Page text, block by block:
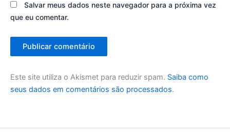
Salvar meus dados neste navegador para a próxima vez
que eu comentar.
Este site utiliza o Akismet para reduzir spam. Saiba como
seus dados em comentários são processados.